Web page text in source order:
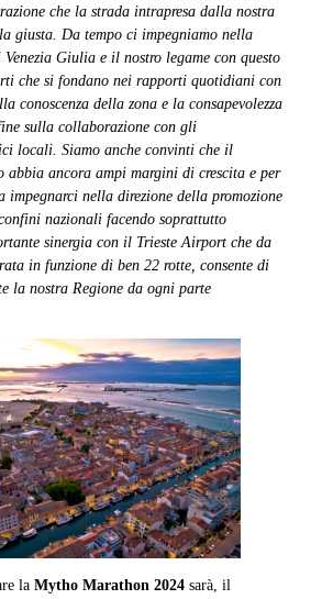
che la strada intrapresa dalla nostra
giusta. Da tempo ci impegniamo nella
Giulia e il nostro legame con questo
che si fondano nei rapporti quotidiani con
conoscenza della zona e la consapevolezza
sulla collaborazione con gli
locali. Siamo anche convinti che il
abbia ancora ampi margini di crescita e per
impegnarci nella direzione della promozione
nazionali facendo soprattutto
sinergia con il Trieste Airport che da
in funzione di ben 22 rotte, consente di
la nostra Regione da ogni parte
laMytho Marathon 2024 sarà, il